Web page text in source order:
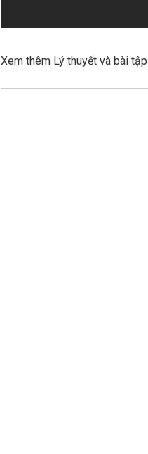
Xem thêm Lý thuyết và bài